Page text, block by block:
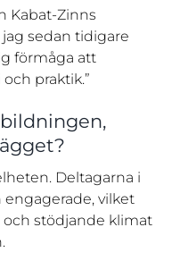
Kabat-Zinns
sedan tidigare
förmåga att
praktik.”
Deltagarna i
vilket
stödjande klimat